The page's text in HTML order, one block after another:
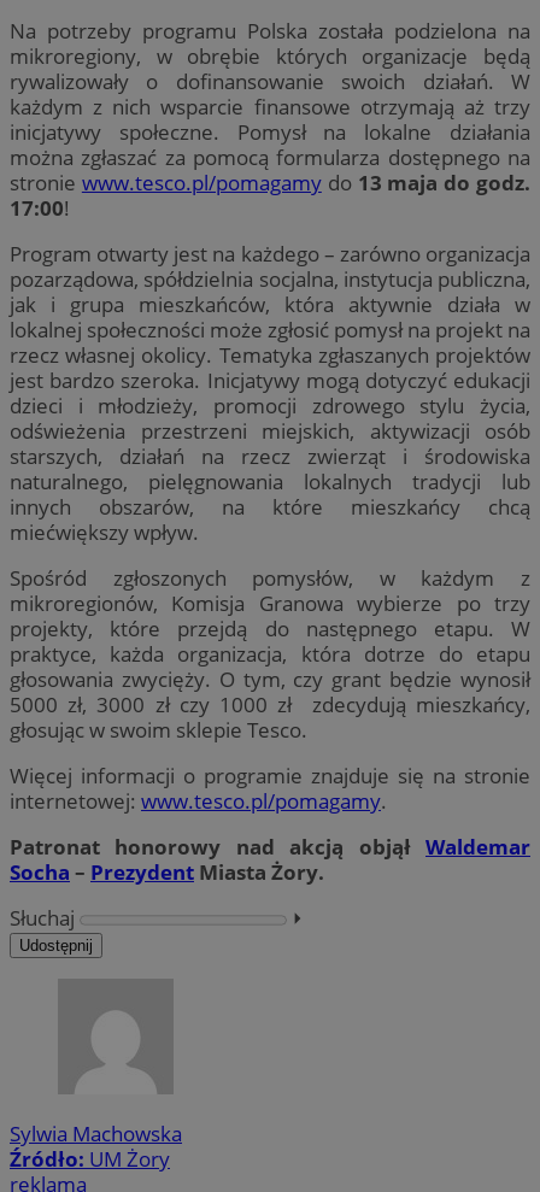
Na potrzeby programu Polska została podzielona na
mikroregiony, w obrębie których organizacje będą
rywalizowały o dofinansowanie swoich działań. W
każdym z nich wsparcie finansowe otrzymają aż trzy
inicjatywy społeczne. Pomysł na lokalne działania
można zgłaszać za pomocą formularza dostępnego na
stronie www.tesco.pl/pomagamydo 13 maja do godz.
17:00!
Program otwarty jest na każdego – zarówno organizacja
pozarządowa, spółdzielnia socjalna, instytucja publiczna,
jak i grupa mieszkańców, która aktywnie działa w
lokalnej społeczności może zgłosić pomysł na projekt na
rzecz własnej okolicy. Tematyka zgłaszanych projektów
jest bardzo szeroka. Inicjatywy mogą dotyczyć edukacji
dzieci i młodzieży, promocji zdrowego stylu życia,
odświeżenia przestrzeni miejskich, aktywizacji osób
starszych, działań na rzecz zwierząt i środowiska
naturalnego, pielęgnowania lokalnych tradycji lub
innych obszarów, na które mieszkańcy chcą
miećwiększy wpływ.
Spośród zgłoszonych pomysłów, w każdym z
mikroregionów, Komisja Granowa wybierze po trzy
projekty, które przejdą do następnego etapu. W
praktyce, każda organizacja, która dotrze do etapu
głosowania zwycięży. O tym, czy grant będzie wynosił
5000 zł, 3000 zł czy 1000 zł zdecydują mieszkańcy,
głosując w swoim sklepie Tesco.
Więcej informacji o programie znajduje się na stronie
internetowej: www.tesco.pl/pomagamy.
Patronat honorowy nad akcją objął Waldemar
Socha – Prezydent Miasta Żory.
Słuchaj
⏵︎
Udostępnij
Sylwia Machowska
Źródło: UM Żory
reklama